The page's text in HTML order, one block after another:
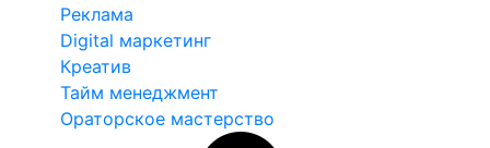
Реклама
Digital маркетинг
Креатив
Тайм менеджмент
Ораторское мастерство